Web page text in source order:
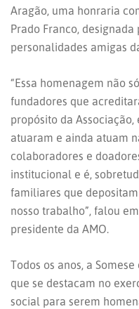
Aragão, uma honraria
Prado Franco,
personalidades amigas
“Essa homenagem não
fundadores que
propósito da
atuaram e ainda atuam
colaboradores e
institucional e é,
familiares que
nosso trabalho”, falou
presidente da AMO.
Todos os anos, a
que se destacam no
social para serem